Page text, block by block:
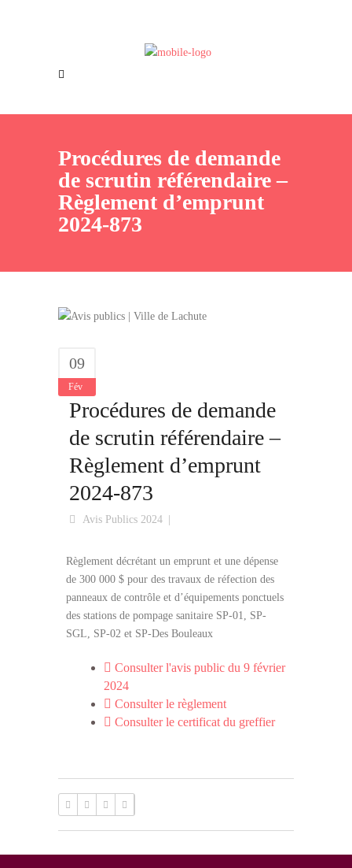
Offres d’emploi
Procédures de demande
de scrutin référendaire –
Règlement d’emprunt
2024-873
09
Fév
Procédures de demande
de scrutin référendaire –
Règlement d’emprunt
2024-873
Avis Publics 2024
Règlement décrétant un emprunt et une dépense
de 300 000 $ pour des travaux de réfection des
panneaux de contrôle et d’équipements ponctuels
des stations de pompage sanitaire SP-01, SP-
SGL, SP-02 et SP-Des Bouleaux
Consulter l'avis public du 9 février
2024
Consulter le règlement
Consulter le certificat du greffier